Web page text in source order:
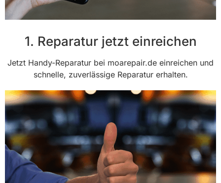
1. Reparatur jetzt einreichen
Jetzt Handy-Reparatur bei moarepair.de einreichen und
schnelle, zuverlässige Reparatur erhalten.